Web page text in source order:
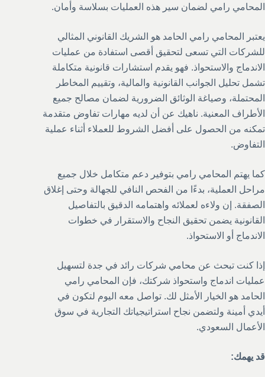
المحامي رامي لضمان سير هذه العمليات بسلاسة وأمان.
يعتبر المحامي رامي الحامد هو الشريك القانوني المثالي
للشركات التي تسعى لتحقيق أقصى استفادة من عمليات
الاندماج والاستحواذ. فهو يقدم استشارات قانونية متكاملة
تشمل تحليل الجوانب القانونية والمالية، وتقييم المخاطر
المحتملة، وصياغة الوثائق الضرورية لضمان مصالح جميع
الأطراف المعنية. ناهيك عن أن لديه مهارات تفاوض متقدمة
تمكنه من الحصول على أفضل الشروط للعملاء أثناء عملية
التفاوض.
كما يهتم المحامي رامي بتوفير دعم متكامل خلال جميع
مراحل العملية، بدءًا من الفحص النافي للجهالة وحتى إغلاق
الصفقة. إن ولاءه لعملائه واهتمامه الدقيق بالتفاصيل
القانونية يضمن تحقيق النجاح والاستقرار في خطوات
الاندماج أو الاستحواذ.
إذا كنت تبحث عن محامي شركات رائد في جدة لتسهيل
عمليات اندماج واستحواذ شركتك، فإن المحامي رامي
الحامد هو الخيار الأمثل لك. تواصل معه اليوم لتكون في
أيدي أمينة ولتضمن نجاح استراتيجياتك التجارية في سوق
الأعمال السعودي.
قد يهمك: